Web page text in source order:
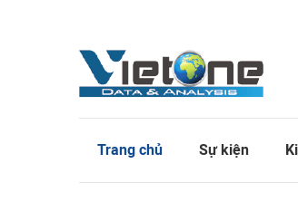
Trang chủ Sự kiện